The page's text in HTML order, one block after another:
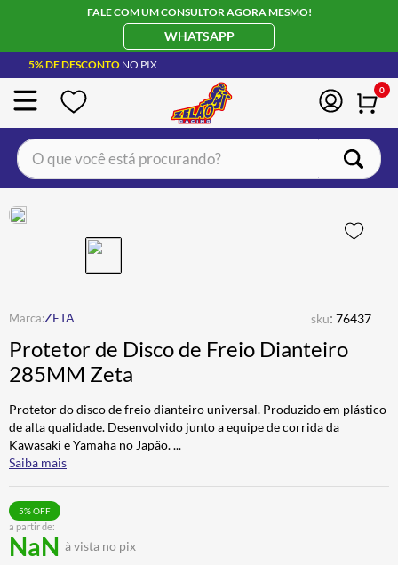
FALE COM UM CONSULTOR AGORA MESMO!
WHATSAPP
5% DE DESCONTO NO PIX
0
O que você está procurando?
ZETA sku: 76437
Protetor de Disco de Freio Dianteiro
285MM Zeta
Protetor do disco de freio dianteiro universal. Produzido em plástico
de alta qualidade. Desenvolvido junto a equipe de corrida da
Kawasaki e Yamaha no Japão....
Saiba mais
a partir de:
NaN à vista no pix
5% OFF
BOTA
4º ÓCULOS SOLAR
5º LUVA
6º ALPINESTAR
7º BAU
8º CALÇA
9º AIROH
10º